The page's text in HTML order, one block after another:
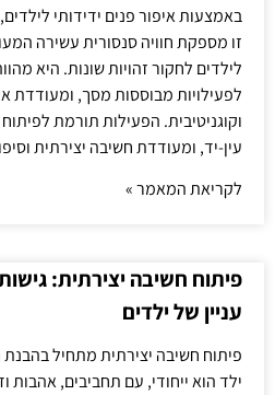
באמצעות איפור פנים ידידותי
זו מספקת חוויה סנסורית עשירה
לילדים לחקור זהויות שונות. היא
לפעילויות מבוססות מסך, ומעודדת
וקוגניטיבית. הפעילות תורמת
עין-יד, ומעודדת חשיבה יצירתית
לקריאת המאמר »
פיתוח חשיבה יצירתית:
עניין של ילדים
פיתוח חשיבה יצירתית מתחיל בהבנת
ילד הוא ייחודי, עם תחביבים, אהבות